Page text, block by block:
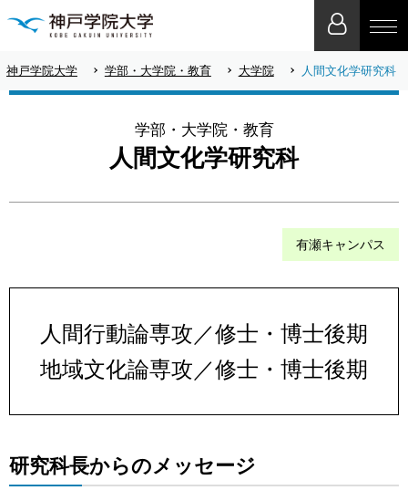
神戸学院大学 学部・大学院・教育 大学院 人間文化学研究科
学部・大学院・教育
人間文化学研究科
有瀬キャンパス
人間行動論専攻／修士・博士後期
地域文化論専攻／修士・博士後期
研究科長からのメッセージ